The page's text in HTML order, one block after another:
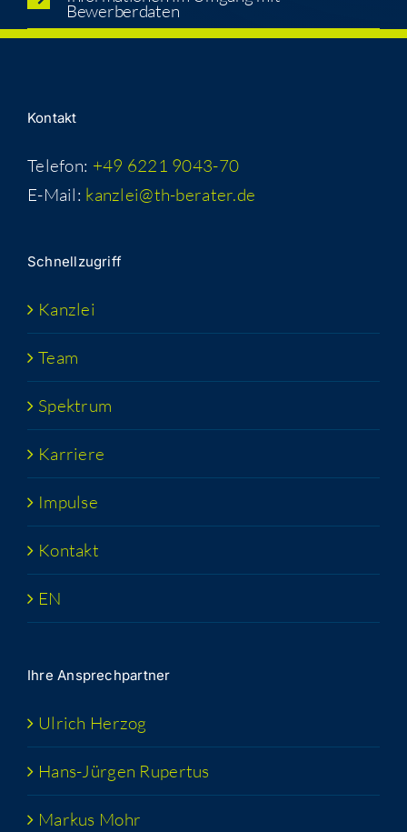
Bewerberdaten
Kon­takt
Telefon: +49 6221 9043-70
E-Mail: kanzlei@th-berater.de
Schnell­zu­griff
Kanz­lei
Team
Spek­trum
Kar­rie­re
Impul­se
Kon­takt
EN
Ihre Ansprech­part­ner
Ulrich Her­zog
Hans-Jür­­gen Rupertus
Mar­kus Mohr